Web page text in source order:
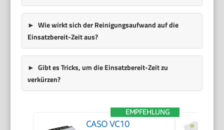
Wie wirkt sich der Reinigungsaufwand auf die
Einsatzbereit-Zeit aus?
Gibt es Tricks, um die Einsatzbereit-Zeit zu
verkürzen?
EMPFEHLUNG
CASO VC10